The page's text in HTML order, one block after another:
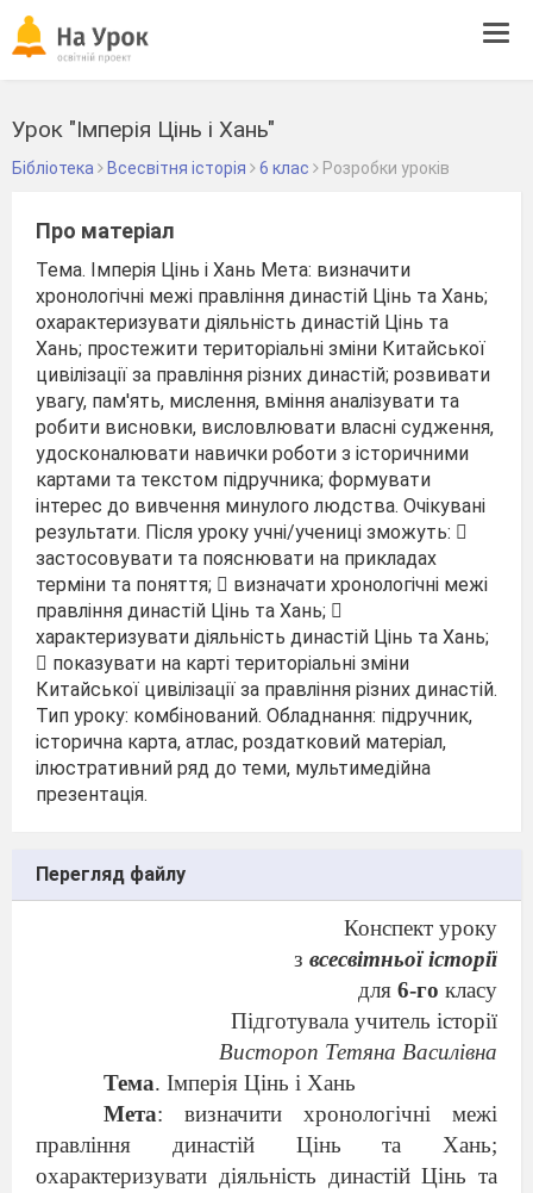
Урок "Імперія Цінь і Хань"
Бібліотека Всесвітня історія 6 клас Розробки уроків
Про матеріал
Тема. Імперія Цінь і Хань Мета: визначити
хронологічні межі правління династій Цінь та Хань;
охарактеризувати діяльність династій Цінь та
Хань; простежити територіальні зміни Китайської
цивілізації за правління різних династій; розвивати
увагу, пам'ять, мислення, вміння аналізувати та
робити висновки, висловлювати власні судження,
удосконалювати навички роботи з історичними
картами та текстом підручника; формувати
інтерес до вивчення минулого людства. Очікувані
результати. Після уроку учні/учениці зможуть: 
застосовувати та пояснювати на прикладах
терміни та поняття;  визначати хронологічні межі
правління династій Цінь та Хань; 
характеризувати діяльність династій Цінь та Хань;
 показувати на карті територіальні зміни
Китайської цивілізації за правління різних династій.
Тип уроку: комбінований. Обладнання: підручник,
історична карта, атлас, роздатковий матеріал,
ілюстративний ряд до теми, мультимедійна
презентація.
Перегляд файлу
Конспект уроку
з всесвітньої історії
для 6-го класу
Підготувала учитель історії
Вистороп Тетяна Василівна
Тема. Імперія Цінь і Хань
Мета: визначити хронологічні межі
правління династій Цінь та Хань;
охарактеризувати діяльність династій Цінь та